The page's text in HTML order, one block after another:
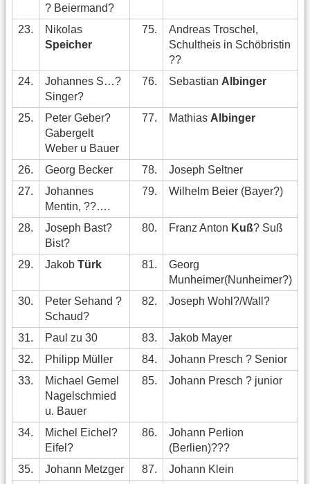
? Beiermand?
23.
Nikolas
Speicher
75.
Andreas Troschel,
Schultheis in Schöbristin
??
24.
Johannes S…?
Singer?
76. Sebastian Albinger
25.
Peter Geber?
Gabergelt
Weber u Bauer
77. Mathias Albinger
26. Georg Becker 78.
Joseph Seltner
27.
Johannes
Mentin, ??….
79. Wilhelm Beier (Bayer?)
28.
Joseph Bast?
Bist?
80. Franz Anton Kuß? Suß
29. Jakob Türk 81.
Georg
Munheimer(Nunheimer?)
30.
Peter Sehand ?
Schaud?
82. Joseph Wohl?/Wall?
31. Paul zu 30 83.
Jakob Mayer
32.
Philipp Müller 84.
Johann Presch ? Senior
33.
Michael Gemel
Nagelschmied
u. Bauer
85. Johann Presch ? junior
34.
Michel Eichel?
Eifel?
86.
Johann Perlion
(Berlien)???
35.
Johann Metzger 87.
Johann Klein